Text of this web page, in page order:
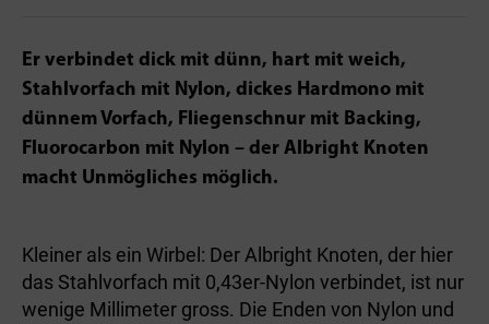
Er verbindet dick mit dünn, hart mit weich,
Stahlvorfach mit Nylon, dickes Hardmono mit
dünnem Vorfach, Fliegenschnur mit Backing,
Fluorocarbon mit Nylon – der Albright Knoten
macht Unmögliches möglich.
Kleiner als ein Wirbel: Der Albright Knoten, der hier
das Stahlvorfach mit 0,43er-Nylon verbindet, ist nur
wenige Millimeter gross. Die Enden von Nylon und